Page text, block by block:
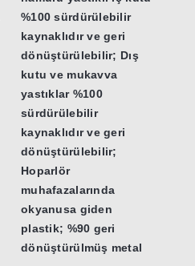
%100 sürdürülebilir
kaynaklıdır ve geri
dönüştürülebilir; Dış
kutu ve mukavva
yastıklar %100
sürdürülebilir
kaynaklıdır ve geri
dönüştürülebilir;
Hoparlör
muhafazalarında
okyanusa giden
plastik; %90 geri
dönüştürülmüş metal